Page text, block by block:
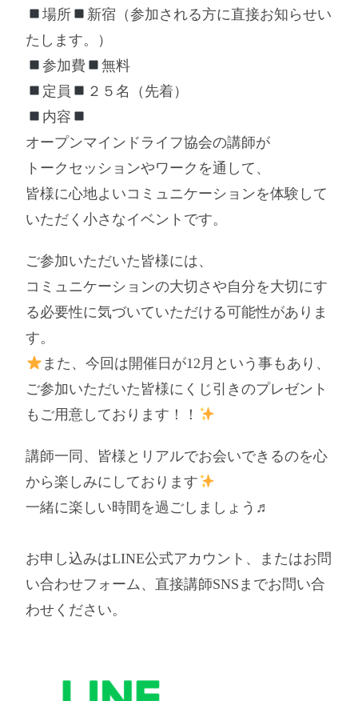
場所
新宿（参加される方に直接お知らせい
たします。）
参加費
無料
定員
２５名（先着）
内容
オープンマインドライフ協会の講師が
トークセッションやワークを通して、
皆様に心地よいコミュニケーションを体験して
いただく小さなイベントです。
ご参加いただいた皆様には、
コミュニケーションの大切さや自分を大切にす
る必要性に気づいていただける可能性がありま
す。
また、今回は開催日が12月という事もあり、
ご参加いただいた皆様にくじ引きのプレゼント
もご用意しております！！
講師一同、皆様とリアルでお会いできるのを心
から楽しみにしております
一緒に楽しい時間を過ごしましょう♬
お申し込みはLINE公式アカウント、またはお問
い合わせフォーム、直接講師SNSまでお問い合
わせください。